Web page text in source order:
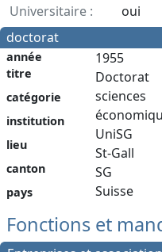
Universitaire :
oui
doctorat
année
titre
catégorie
institution
lieu
canton
pays
1955
Doctorat
sciences
UniSG
St-Gall
SG
Suisse
Fonctions et